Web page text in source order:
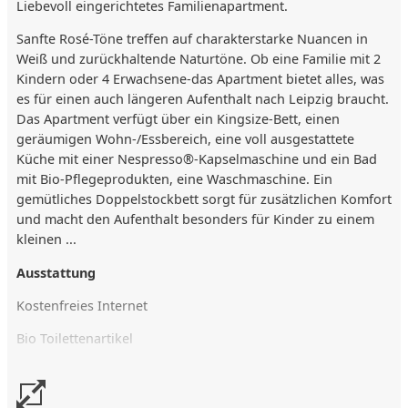
Liebevoll eingerichtetes Familienapartment.
Sanfte Rosé-Töne treffen auf charakterstarke Nuancen in
Weiß und zurückhaltende Naturtöne. Ob eine Familie mit 2
Kindern oder 4 Erwachsene-das Apartment bietet alles, was
es für einen auch längeren Aufenthalt nach Leipzig braucht.
Das Apartment verfügt über ein Kingsize-Bett, einen
geräumigen Wohn-/Essbereich, eine voll ausgestattete
Küche mit einer Nespresso®-Kapselmaschine und ein Bad
mit Bio-Pflegeprodukten, eine Waschmaschine. Ein
gemütliches Doppelstockbett sorgt für zusätzlichen Komfort
und macht den Aufenthalt besonders für Kinder zu einem
kleinen ...
Ausstattung
Kostenfreies Internet
Bio Toilettenartikel